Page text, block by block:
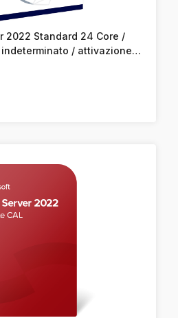
2022 Standard 24 Core /
/ attivazione